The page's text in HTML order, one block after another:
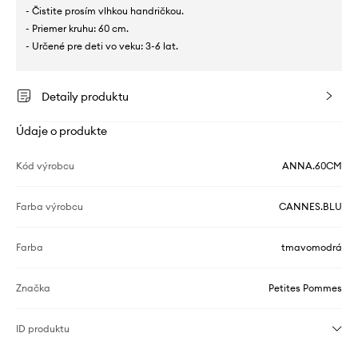
- Čistite prosím vlhkou handričkou.
- Priemer kruhu: 60 cm.
- Určené pre deti vo veku: 3-6 lat.
Detaily produktu
Údaje o produkte
Kód výrobcu ANNA.60CM
Farba výrobcu CANNES.BLU
Farba tmavomodrá
Značka Petites Pommes
ID produktu